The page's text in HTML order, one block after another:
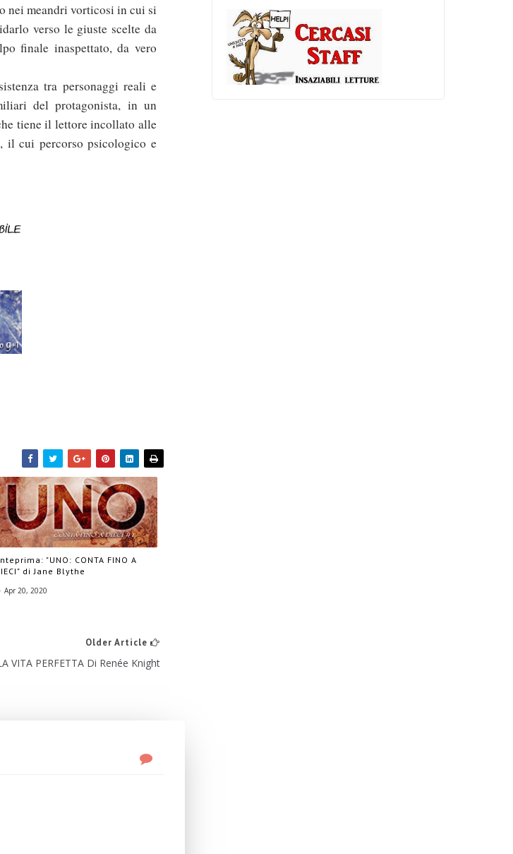
nei meandri vorticosi in cui si
verso le giuste scelte da
finale inaspettato, da vero
tra personaggi reali e
del protagonista, in un
tiene il lettore incollato alle
il cui percorso psicologico e
"UNO: CONTA FINO A
di Jane Blythe
Apr 20, 2020
Older Article
VITA PERFETTA Di Renée Knight